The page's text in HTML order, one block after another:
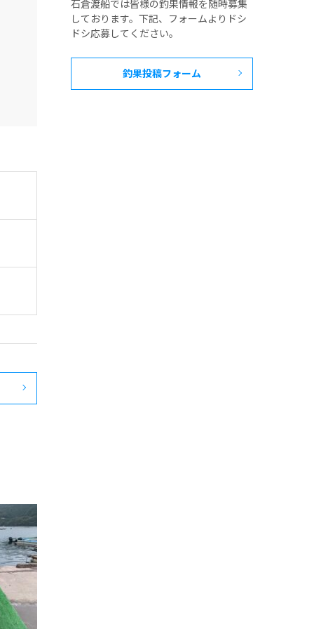
石倉渡船では皆様の釣果情報を随時募集
しております。下記、フォームよりドシ
ドシ応募してください。
釣果投稿フォーム